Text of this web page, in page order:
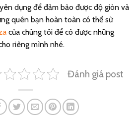
dụng để đảm bảo được độ giòn và
quên bạn hoàn toàn có thể sử
của chúng tôi để có được những
riêng mình nhé.
Đánh giá post